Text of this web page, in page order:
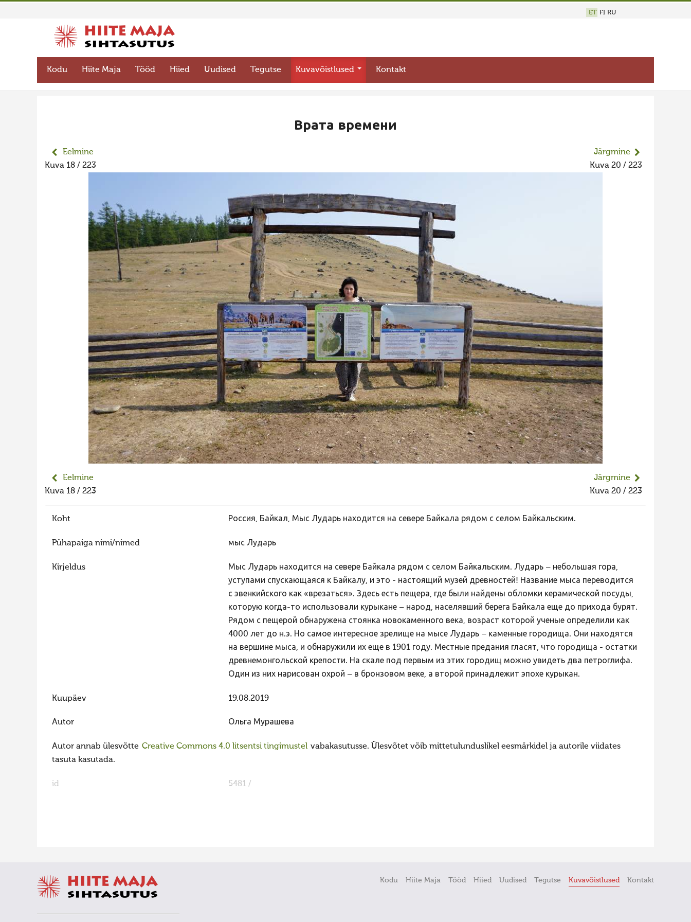
ET FI RU
Kodu Hiite Maja Tööd Hiied Uudised Tegutse Kuvavõistlused Kontakt
Врата времени
Eelmine
Kuva 18 / 223
Järgmine
Kuva 20 / 223
Eelmine
Kuva 18 / 223
Järgmine
Kuva 20 / 223
Koht Россия, Байкал, Мыс Лударь находится на севере Байкала рядом с селом Байкальским.
Pühapaiga nimi/nimed мыс Лударь
Kirjeldus
Мыс Лударь находится на севере Байкала рядом с селом Байкальским. Лударь – небольшая гора,
уступами спускающаяся к Байкалу, и это - настоящий музей древностей! Название мыса переводится
с эвенкийского как «врезаться». Здесь есть пещера, где были найдены обломки керамической посуды,
которую когда-то использовали курыкане – народ, населявший берега Байкала еще до прихода бурят.
Рядом с пещерой обнаружена стоянка новокаменного века, возраст которой ученые определили как
4000 лет до н.э. Но самое интересное зрелище на мысе Лударь – каменные городища. Они находятся
на вершине мыса, и обнаружили их еще в 1901 году. Местные предания гласят, что городища - остатки
древнемонгольской крепости. На скале под первым из этих городищ можно увидеть два петроглифа.
Один из них нарисован охрой – в бронзовом веке, а второй принадлежит эпохе курыкан.
Kuupäev 19.08.2019
Autor Ольга Мурашева
Autor annab ülesvõtte Creative Commons 4.0 litsentsi tingimustel vabakasutusse. Ülesvõtet võib mittetulunduslikel eesmärkidel ja autorile viidates
tasuta kasutada.
id 5481 /
Kodu Hiite Maja Tööd Hiied Uudised Tegutse Kuvavõistlused Kontakt